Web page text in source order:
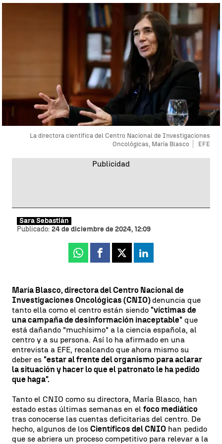
La directora científica del Centro Nacional de Investigaciones
Oncológicas, María Blasco
EFE
Sara Sebastián
Publicado: 24 de diciembre de 2024, 12:09
Whatsapp
Facebook
X Linkedin
María Blasco, directora del Centro Nacional de
Investigaciones Oncológicas (CNIO)denuncia que
tanto ella como el centro están siendo "víctimas de
una campaña de desinformación inaceptable" que
está dañando "muchísimo" a la ciencia española, al
centro y a su persona. Así lo ha afirmado en una
entrevista a EFE, recalcando que ahora mismo su
deber es "estar al frente del organismo para aclarar
la situación y hacer lo que el patronato le ha pedido
que haga".
Tanto el CNIO como su directora, María Blasco, han
estado estas últimas semanas en el foco mediático
tras conocerse las cuentas deficitarias del centro. De
hecho, algunos de los Científicos del CNIO han pedido
que se abriera un proceso competitivo para relevar a la